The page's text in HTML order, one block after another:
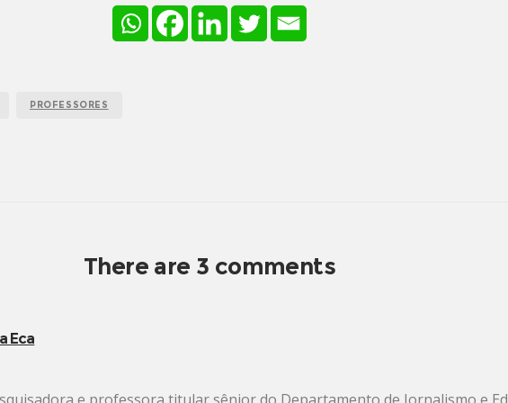
PROFESSORES
There are 3 comments
Eca